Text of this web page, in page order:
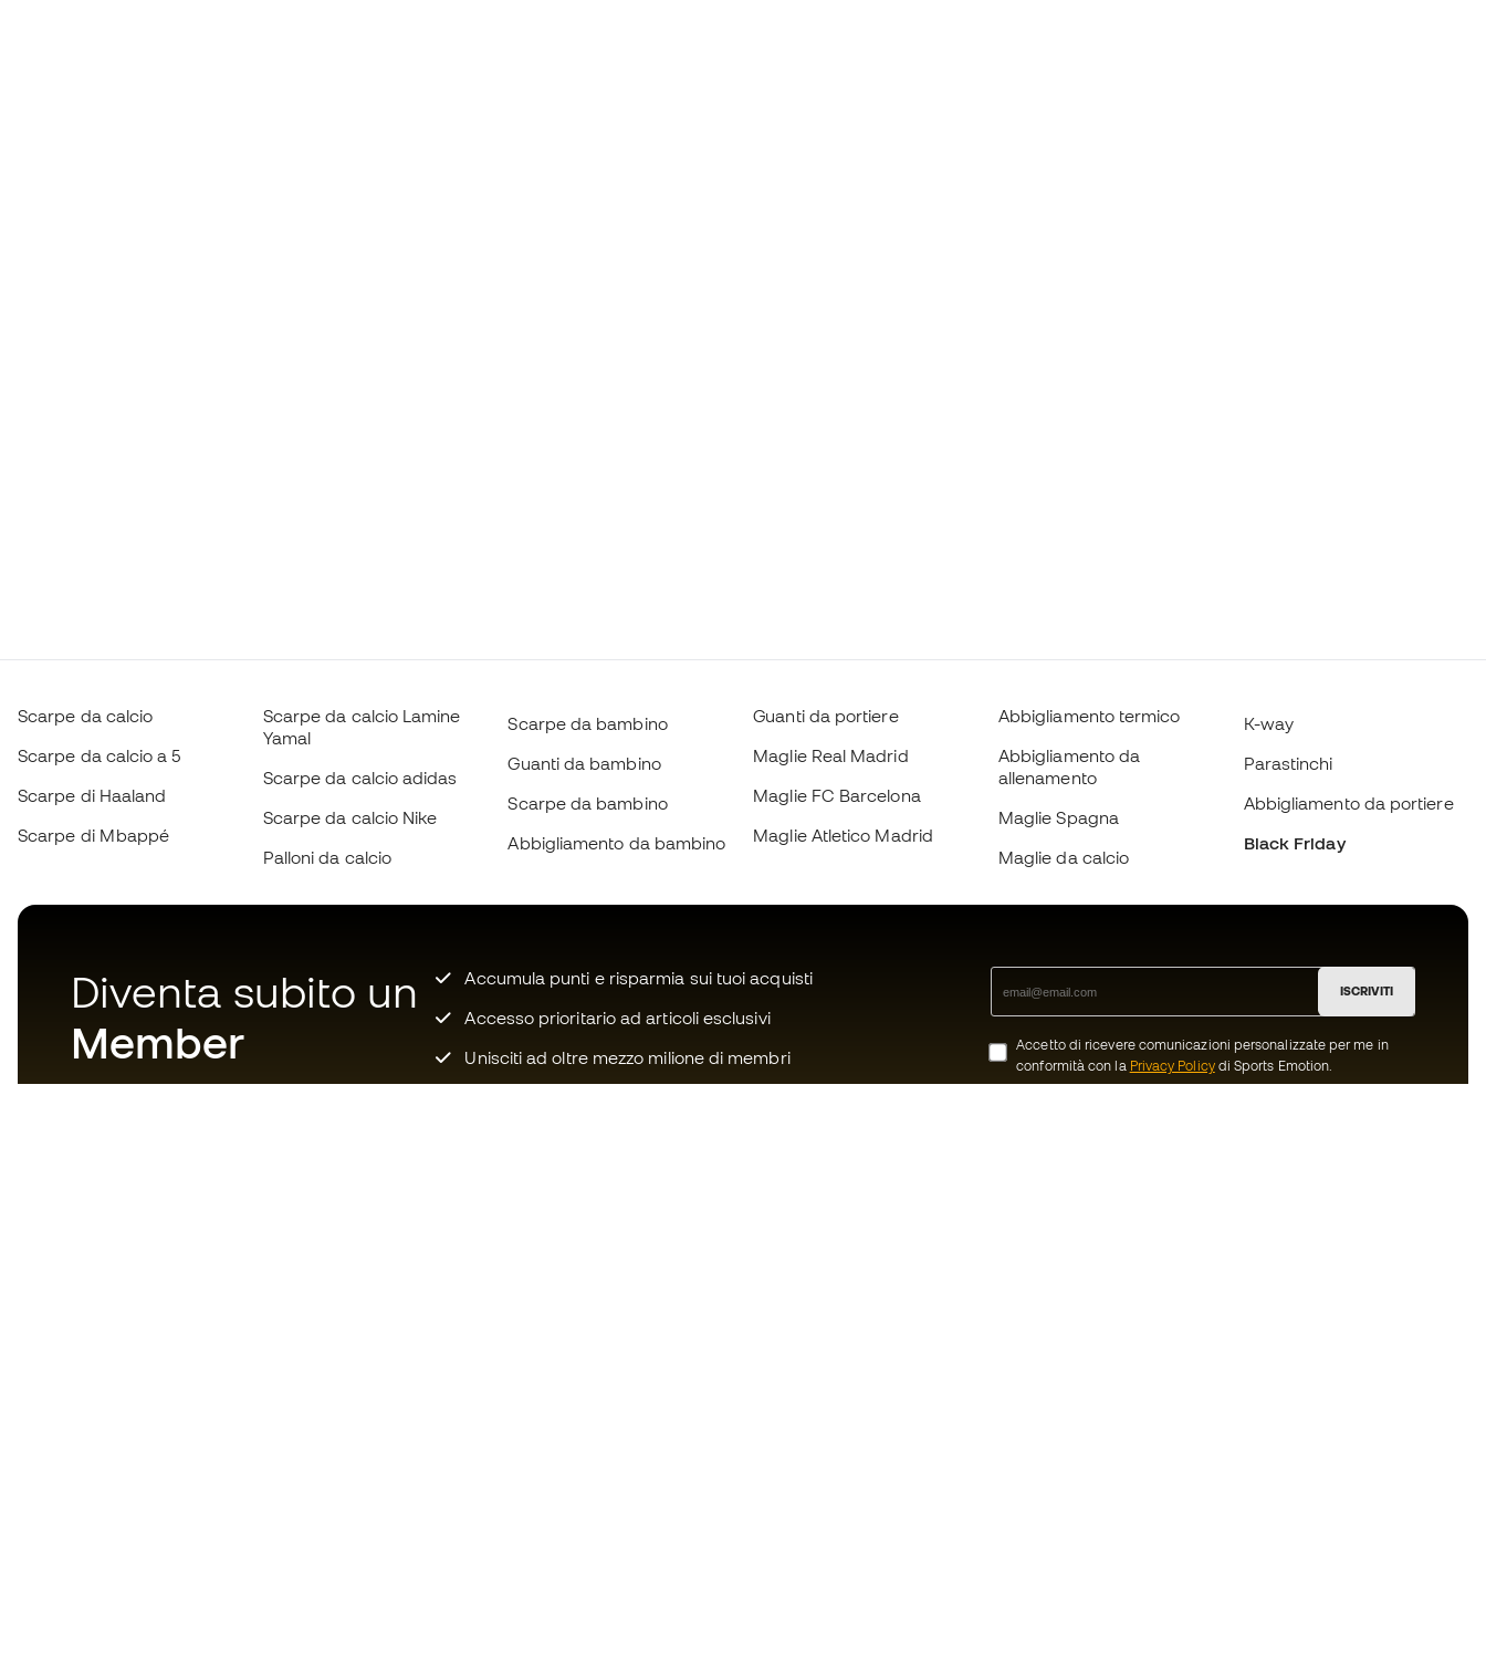
Scarpe da calcio
Scarpe da calcio a 5
Scarpe di Haaland
Scarpe di Mbappé
Scarpe da calcio Lamine
Yamal
Scarpe da calcio adidas
Scarpe da calcio Nike
Palloni da calcio
Scarpe da bambino
Guanti da bambino
Scarpe da bambino
Abbigliamento da bambino
Guanti da portiere
Maglie Real Madrid
Maglie FC Barcelona
Maglie Atletico Madrid
Abbigliamento termico
Abbigliamento da
allenamento
Maglie Spagna
Maglie da calcio
K-way
Parastinchi
Abbigliamento da portiere
Black Friday
Diventa subito un
Member
Accumula punti e risparmia sui tuoi acquisti
Accesso prioritario ad articoli esclusivi
Unisciti ad oltre mezzo milione di membri
ISCRIVITI
Accetto di ricevere comunicazioni personalizzate per me in
conformità con la Privacy Policydi Sports Emotion.